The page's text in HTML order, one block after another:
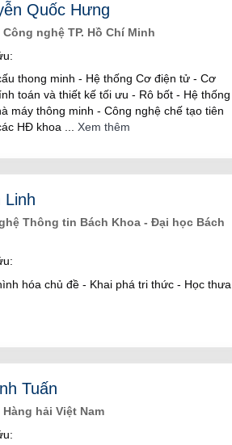
Quốc Hưng
nghệ TP. Hồ Chí Minh
thong minh - Hệ thống Cơ điện tử - Cơ
toán và thiết kế tối ưu - Rô bốt - Hệ thống
máy thông minh - Công nghệ chế tạo tiên
HĐ khoa
Xem thêm
Linh
Thông tin Bách Khoa - Đại học Bách
hóa chủ đề - Khai phá tri thức - Học thưa
Tuấn
hải Việt Nam